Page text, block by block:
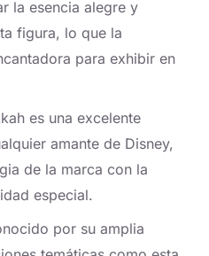
la esencia alegre y
figura, lo que la
para exhibir en
es una excelente
amante de Disney,
de la marca con la
especial.
por su amplia